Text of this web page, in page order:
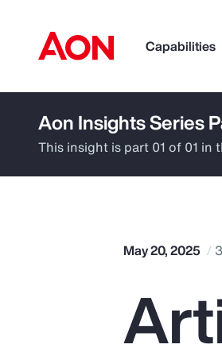
Capabilities
How can we help
Popular Searches
Aon Insights Series
This insight is part 01 of 01 in
May 20, 2025